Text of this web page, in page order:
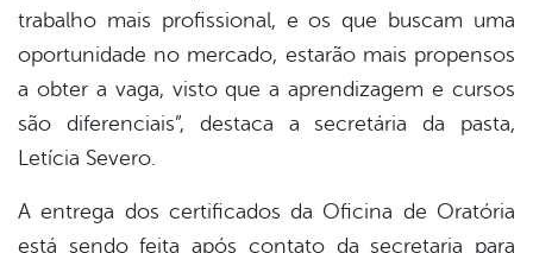
trabalho mais profissional, e os que buscam uma
oportunidade no mercado, estarão mais propensos
a obter a vaga, visto que a aprendizagem e cursos
são diferenciais”, destaca a secretária da pasta,
Letícia Severo.
A entrega dos certificados da Oficina de Oratória
está sendo feita após contato da secretaria para